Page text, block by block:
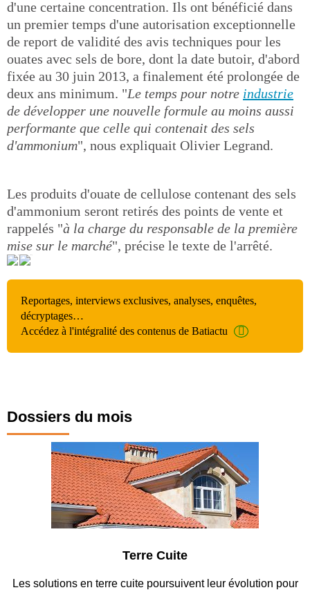
d'une certaine concentration. Ils ont bénéficié dans
un premier temps d'une autorisation exceptionnelle
de report de validité des avis techniques pour les
ouates avec sels de bore, dont la date butoir, d'abord
fixée au 30 juin 2013, a finalement été prolongée de
deux ans minimum. "Le temps pour notre industrie
de développer une nouvelle formule au moins aussi
performante que celle qui contenait des sels
d'ammonium", nous expliquait Olivier Legrand.
Les produits d'ouate de cellulose contenant des sels
d'ammonium seront retirés des points de vente et
rappelés "à la charge du responsable de la première
mise sur le marché", précise le texte de l'arrêté.
Reportages, interviews exclusives, analyses, enquêtes,
décryptages…
Accédez à l'intégralité des contenus de Batiactu
Dossiers du mois
Terre Cuite
solutions en terre cuite poursuivent leur évolution pour